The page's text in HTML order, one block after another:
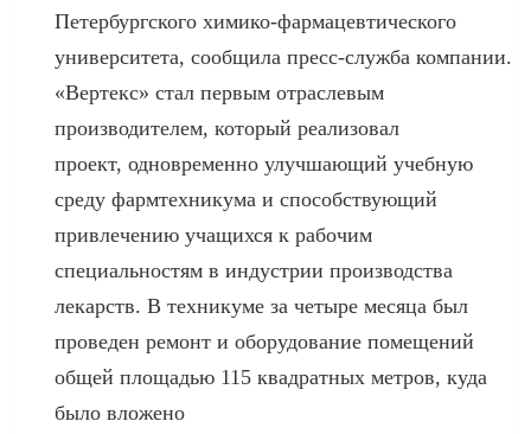
Петербургского химико-фармацевтического
университета, сообщила пресс-служба компании.
«Вертекс» стал первым отраслевым
производителем, который реализовал
проект, одновременно улучшающий учебную
среду фармтехникума и способствующий
привлечению учащихся к рабочим
специальностям в индустрии производства
лекарств. В техникуме за четыре месяца был
проведен ремонт и оборудование помещений
общей площадью 115 квадратных метров, куда
было вложено